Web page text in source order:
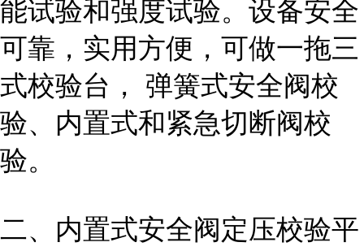
能试验和强度试验。设备安全
可靠，实用方便，可做一拖三
式校验台， 弹簧式安全阀校
验、内置式和紧急切断阀校
验。
二、内置式安全阀定压校验平